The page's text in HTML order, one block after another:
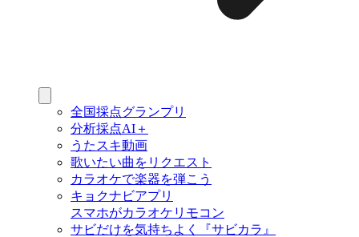
全国採点グランプリ
分析採点AI＋
うたスキ動画
歌いたい曲をリクエスト
カラオケで楽器を弾こう
キョクナビアプリ
スマホがカラオケリモコン
サビだけを気持ちよく『サビカラ』